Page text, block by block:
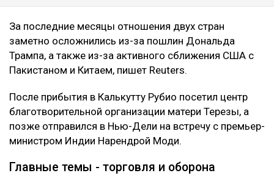
За последние месяцы отношения двух стран
заметно осложнились из-за пошлин Дональда
Трампа, а также из-за активного сближения США с
Пакистаном и Китаем, пишет Reuters.
После прибытия в Калькутту Рубио посетил центр
благотворительной организации матери Терезы, а
позже отправился в Нью-Дели на встречу с премьер-
министром Индии Нарендрой Моди.
Главные темы - торговля и оборона